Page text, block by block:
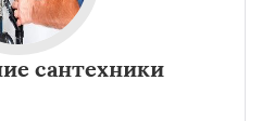
сантехники